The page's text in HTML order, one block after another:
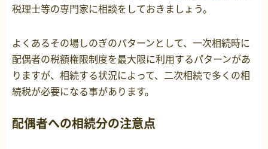
税理士等の専門家に相談をしておきましょう。
よくあるその場しのぎのパターンとして、一次相続時に
配偶者の税額権限制度を最大限に利用するパターンがあ
りますが、相続する状況によって、二次相続で多くの相
続税が必要になる事があります。
配偶者への相続分の注意点